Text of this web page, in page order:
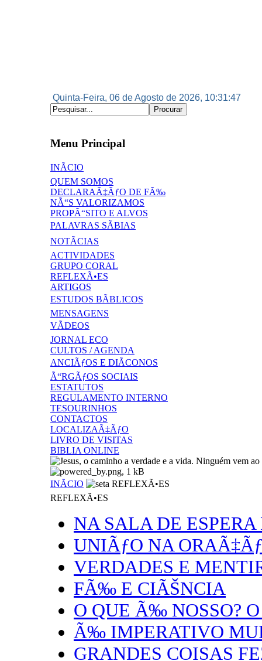
Quinta-Feira, 06 de Agosto de 2026, 10:31:47
Menu Principal
INÃCIO
QUEM SOMOS
DECLARAÃ‡ÃƒO DE FÃ‰
NÃ“S VALORIZAMOS
PROPÃ“SITO E ALVOS
PALAVRAS SÃBIAS
NOTÃCIAS
ACTIVIDADES
GRUPO CORAL
REFLEXÃ•ES
ARTIGOS
ESTUDOS BÃBLICOS
MENSAGENS
VÃDEOS
JORNAL ECO
CULTOS / AGENDA
ANCIÃƒOS E DIÃCONOS
Ã“RGÃƒOS SOCIAIS
ESTATUTOS
REGULAMENTO INTERNO
TESOURINHOS
CONTACTOS
LOCALIZAÃ‡ÃƒO
LIVRO DE VISITAS
BIBLIA ONLINE
INÃCIO
REFLEXÃ•ES
REFLEXÃ•ES
NA SALA DE ESPERA
UNIÃƒO NA
VERDADES E
FÃ‰ E CIÃŠNCIA
O QUE Ã‰ NOSSO?
Ã‰ IMPERATIVO
GRANDES COISAS